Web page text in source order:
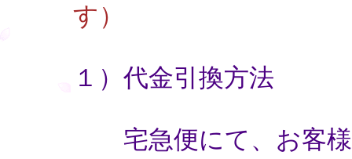
す）
１）代金引換方法
宅急便にて、お客様